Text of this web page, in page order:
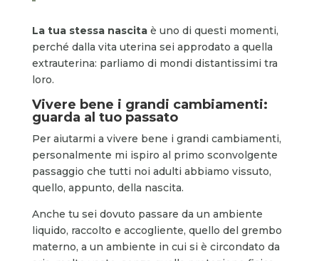
La tua stessa nascitaè uno di questi momenti,
perché dalla vita uterina sei approdato a quella
extrauterina: parliamo di mondi distantissimi tra
loro.
Vivere bene i grandi cambiamenti:
guarda al tuo passato
Per aiutarmi a vivere bene i grandi cambiamenti,
personalmente mi ispiro al primo sconvolgente
passaggio che tutti noi adulti abbiamo vissuto,
quello, appunto, della nascita.
Anche tu sei dovuto passare da un ambiente
liquido, raccolto e accogliente, quello del grembo
materno, a un ambiente in cui si è circondato da